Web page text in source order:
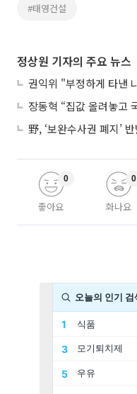
#태영건설
정상원 기자의 주요 뉴스
좋아요
0
화나요
0